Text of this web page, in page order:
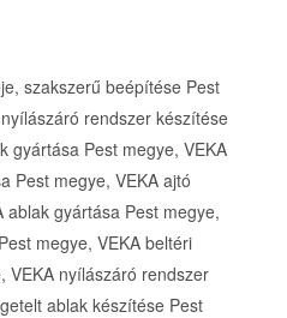
szakszerű beépítése Pest
rendszer készítése
gyártása Pest megye, VEKA
Pest megye, VEKA ajtó
ablak gyártása Pest megye,
megye, VEKA beltéri
VEKA nyílászáró rendszer
ablak készítése Pest